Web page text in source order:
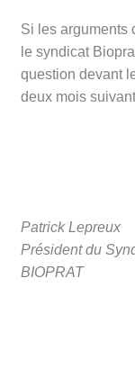
Si les arguments
le syndicat
question devant
deux mois
Patrick Lepreux
Président du
BIOPRAT